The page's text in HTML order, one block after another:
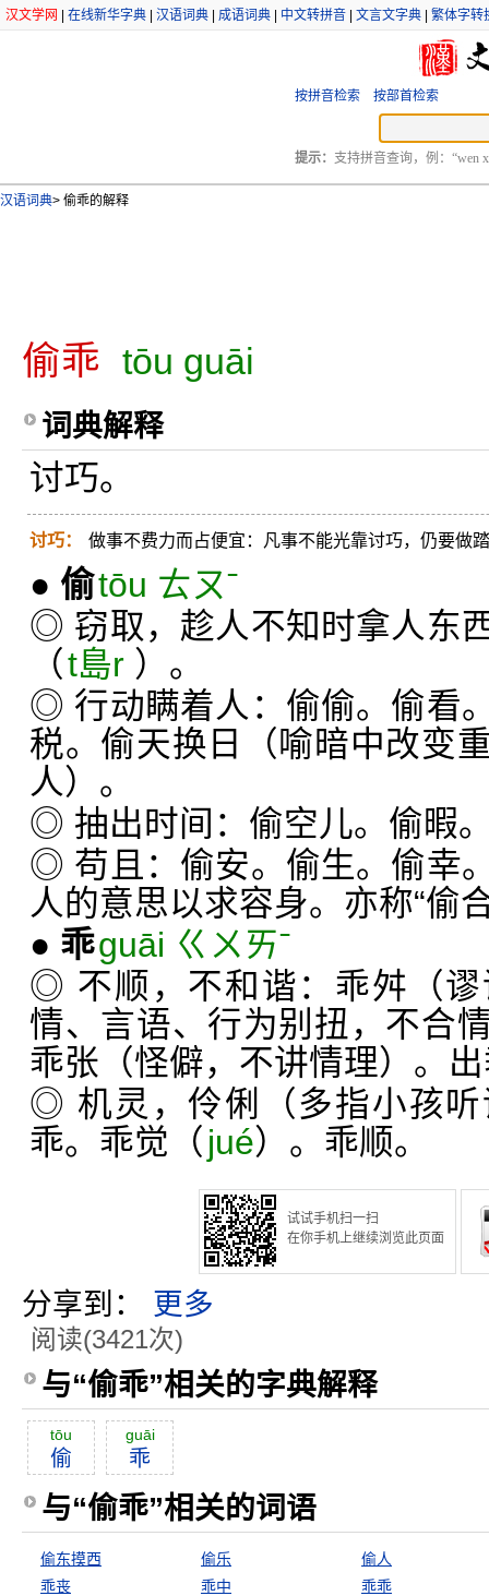
汉文学网 在线新华字典 汉语词典 成语词典 中文转拼音 文言文字典 繁体字转
按拼音检索 按部首检索
提示： 支持拼音查询，例：“wen
汉语词典> 偷乖的解释
偷乖 tōu guāi
词典解释
讨巧。
讨巧： 做事不费力而占便宜：凡事不能光靠讨巧，仍要做
● 偷tōu ㄊㄡˉ
◎ 窃取，趁人不知时拿人东
（t島r ）。
◎ 行动瞒着人：偷偷。偷看
税。偷天换日（喻暗中改变
人）。
◎ 抽出时间：偷空儿。偷暇
◎ 苟且：偷安。偷生。偷幸
人的意思以求容身。亦称“偷
● 乖guāi ㄍㄨㄞˉ
◎ 不顺，不和谐：乖舛（
情、言语、行为别扭，不合
乖张（怪僻，不讲情理）。
◎ 机灵，伶俐（多指小孩
乖。乖觉（ jué）。乖顺。
试试手机扫一扫
在你手机上继续浏览此页面
分享到： 更多
阅读(3421次)
与“偷乖”相关的字典解释
tōu
偷
guāi
乖
与“偷乖”相关的词语
偷东摸西 偷乐
偷人
乖丧
乖中 乖乖